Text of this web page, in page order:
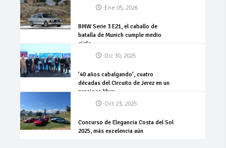
Ene 05, 2026
BMW Serie 3 E21, el caballo de
batalla de Munich cumple medio
siglo
Dic 30, 2025
’40 años cabalgando’, cuatro
décadas del Circuito de Jerez en un
precioso libro
Oct 23, 2025
Concurso de Elegancia Costa del Sol
2025, más excelencia aún